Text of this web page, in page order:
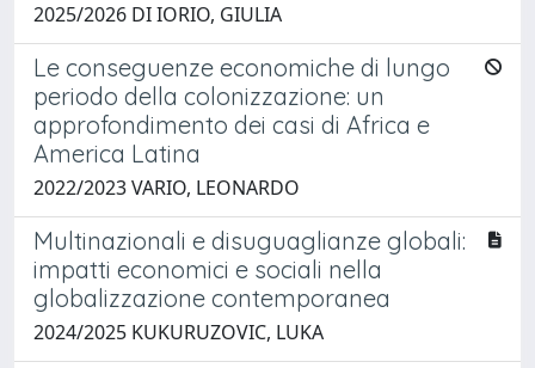
2025/2026 DI IORIO, GIULIA
Le conseguenze economiche di lungo
periodo della colonizzazione: un
approfondimento dei casi di Africa e
America Latina
2022/2023 VARIO, LEONARDO
Multinazionali e disuguaglianze globali:
impatti economici e sociali nella
globalizzazione contemporanea
2024/2025 KUKURUZOVIC, LUKA